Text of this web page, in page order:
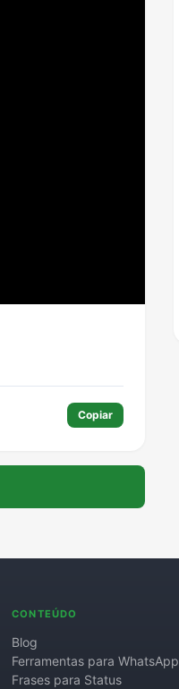
Copiar
CONTEÚDO
Blog
Ferramentas para WhatsApp
Frases para Status